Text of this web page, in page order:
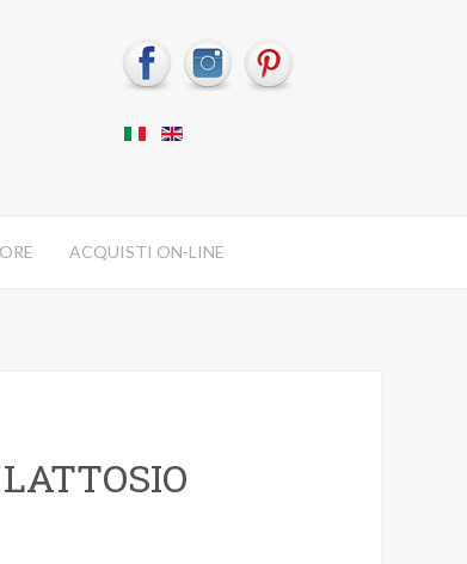
ACQUISTI ON-LINE